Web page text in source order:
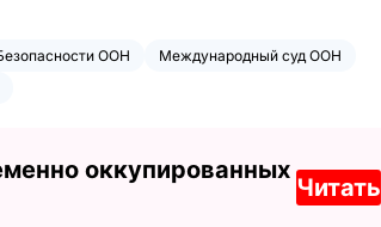
ООН
Международный суд ООН
оккупированных
Читать